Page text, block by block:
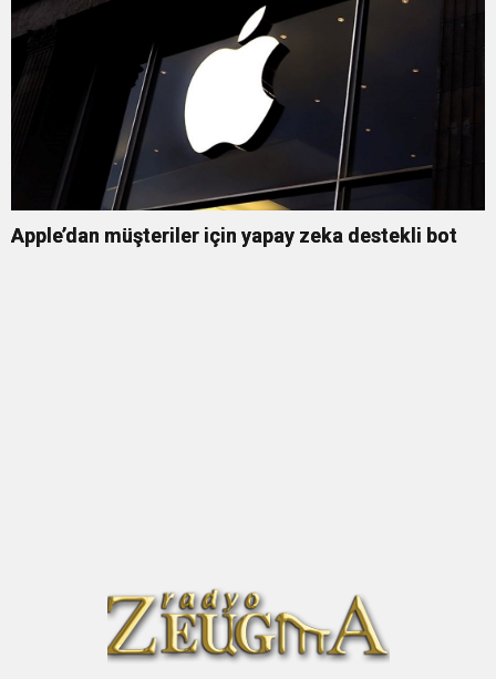
Apple’dan müşteriler için yapay zeka destekli bot